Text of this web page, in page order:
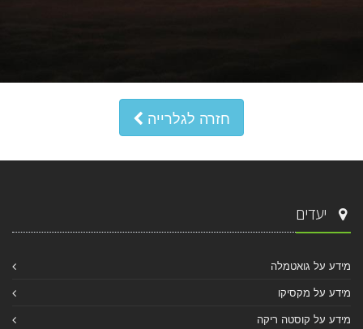
חזרה לגלרייה
יעדים
מידע על גואטמלה
מידע על מקסיקו
מידע על קוסטה ריקה